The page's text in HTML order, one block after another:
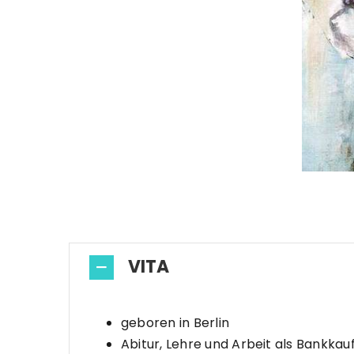
VITA
geboren in Berlin
Abitur, Lehre und Arbeit als